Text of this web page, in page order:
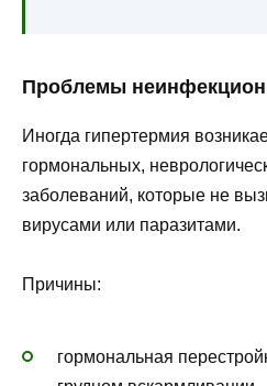
Проблемы
Иногда гипертермия
гормональных,
заболеваний, которые не
вирусами или паразитами.
Причины:
гормональная